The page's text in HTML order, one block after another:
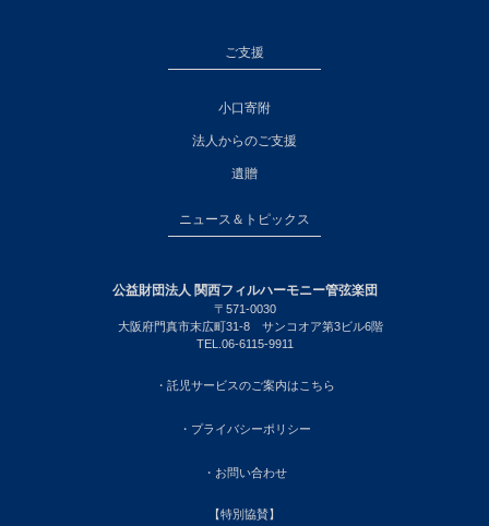
ご支援
小口寄附
法人からのご支援
遺贈
ニュース＆トピックス
公益財団法人 関西フィルハーモニー管弦楽団
〒571-0030
大阪府門真市末広町31-8 サンコオア第3ビル6階
TEL.06-6115-9911
・託児サービスのご案内はこちら
・プライバシーポリシー
・お問い合わせ
【特別協賛】